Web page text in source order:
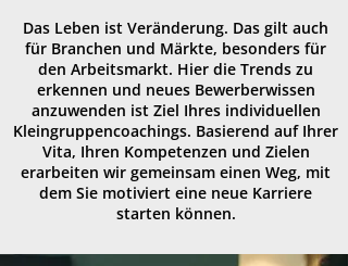
Das Leben ist Veränderung. Das gilt auch
für Branchen und Märkte, besonders für
den Arbeitsmarkt. Hier die Trends zu
erkennen und neues Bewerberwissen
anzuwenden ist Ziel Ihres individuellen
Kleingruppencoachings. Basierend auf Ihrer
Vita, Ihren Kompetenzen und Zielen
erarbeiten wir gemeinsam einen Weg, mit
dem Sie motiviert eine neue Karriere
starten können.